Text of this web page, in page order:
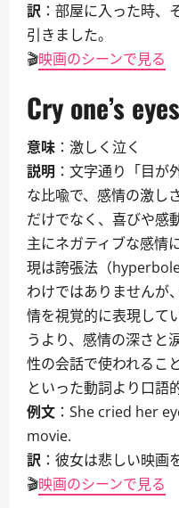
訳 ：部屋に入った時、
引きました。
🎬映画のシーンで見る
Cry one’s
意味 ：激しく泣く
説明 ：文字通り「目が
な比喩で、感情の激し
だけでなく、喜びや感
主にネガティブな感情
現は誇張法（
わけではありませんが
情を視覚的に表現して
うより、感情の深さと
性の会話で使われるこ
といった動詞より口語
例文 ：She cried her
movie.
訳 ：彼女は悲しい映画
🎬映画のシーンで見る